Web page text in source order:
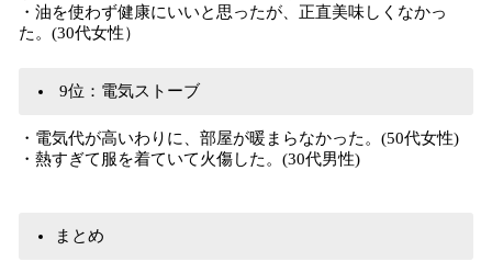
・油を使わず健康にいいと思ったが、正直美味しくなかっ
た。(30代女性）
9位：電気ストーブ
・電気代が高いわりに、部屋が暖まらなかった。(50代女性)
・熱すぎて服を着ていて火傷した。(30代男性)
まとめ